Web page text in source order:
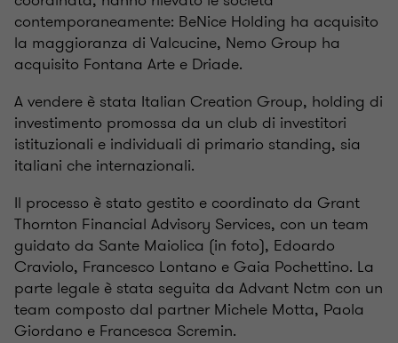
contemporaneamente: BeNice Holding ha acquisito
la maggioranza di Valcucine, Nemo Group ha
acquisito Fontana Arte e Driade.
A vendere è stata Italian Creation Group, holding di
investimento promossa da un club di investitori
istituzionali e individuali di primario standing, sia
italiani che internazionali.
Il processo è stato gestito e coordinato da Grant
Thornton Financial Advisory Services, con un team
guidato da Sante Maiolica (in foto), Edoardo
Craviolo, Francesco Lontano e Gaia Pochettino. La
parte legale è stata seguita da Advant Nctm con un
team composto dal partner Michele Motta, Paola
Giordano e Francesca Scremin.